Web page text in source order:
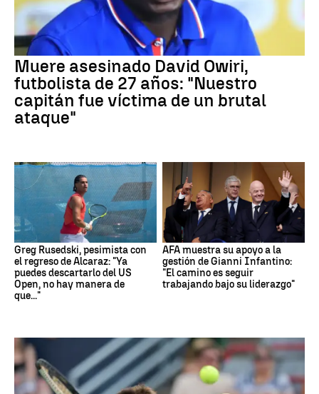
Muere asesinado David Owiri,
futbolista de 27 años: "Nuestro
capitán fue víctima de un brutal
ataque"
Greg Rusedski, pesimista con
el regreso de Alcaraz: "Ya
puedes descartarlo del US
Open, no hay manera de
que..."
AFA muestra su apoyo a la
gestión de Gianni Infantino:
"El camino es seguir
trabajando bajo su liderazgo"